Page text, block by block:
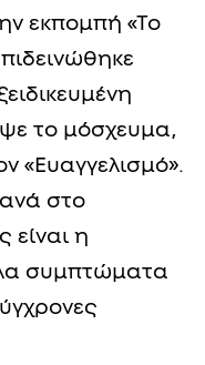
εκπομπή «Το
το μόσχευμα,
«Ευαγγελισμό».
στο
είναι η
συμπτώματα